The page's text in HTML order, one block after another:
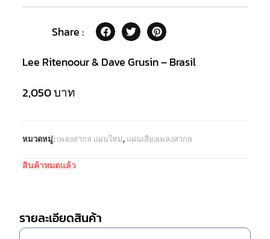
Share :
Lee Ritenoour & Dave Grusin – Brasil
2,050บาท
หมวดหมู่: เพลงสากล แผ่นใหม่, แผ่นเสียงเพลงสากล
สินค้าหมดแล้ว
รายละเอียดสินค้า